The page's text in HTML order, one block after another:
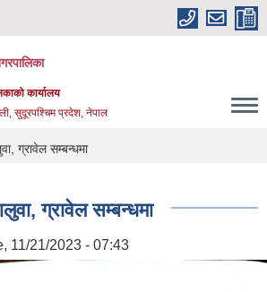
कार्यालय
सुदूरपश्चिम प्रदेश, नेपाल
ग्रावेल सम्बन्धमा
ग्रावेल सम्बन्धमा
11/21/2023 - 07:43